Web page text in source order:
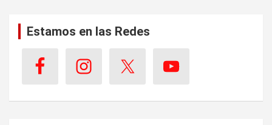
Estamos en las Redes